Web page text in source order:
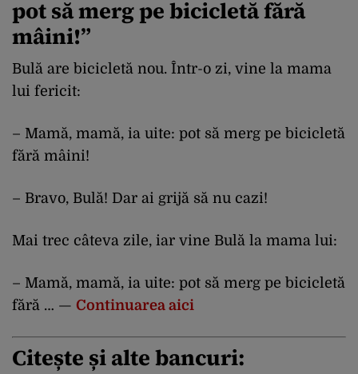
pot să merg pe bicicletă fără
mâini!”
Bulă are bicicletă nou. Într-o zi, vine la mama
lui fericit:
– Mamă, mamă, ia uite: pot să merg pe bicicletă
fără mâini!
– Bravo, Bulă! Dar ai grijă să nu cazi!
Mai trec câteva zile, iar vine Bulă la mama lui:
– Mamă, mamă, ia uite: pot să merg pe bicicletă
fără … — Continuarea aici
Citește și alte bancuri: